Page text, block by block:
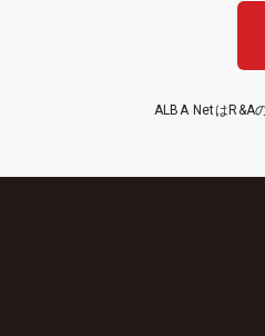
ALBA NetはR&A